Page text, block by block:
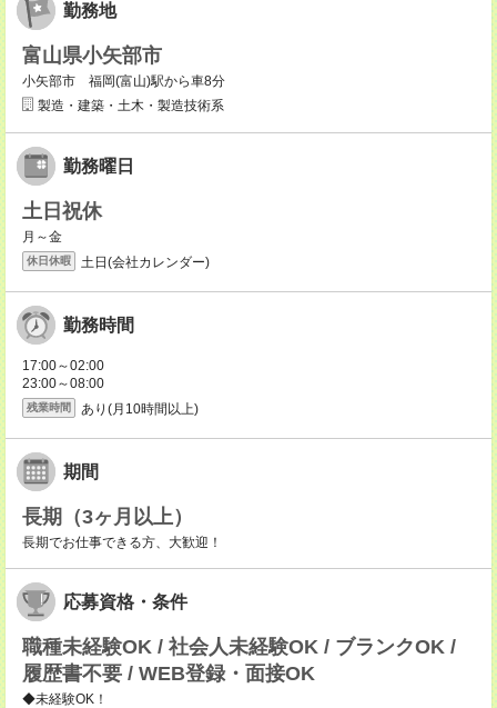
勤務地
富山県小矢部市
小矢部市 福岡(富山)駅から車8分
製造・建築・土木・製造技術系
勤務曜日
土日祝休
月～金
休日休暇 土日(会社カレンダー)
勤務時間
17:00～02:00
23:00～08:00
残業時間 あり(月10時間以上)
期間
長期（3ヶ月以上）
長期でお仕事できる方、大歓迎！
応募資格・条件
職種未経験OK / 社会人未経験OK / ブランクOK /
履歴書不要 / WEB登録・面接OK
◆未経験OK！